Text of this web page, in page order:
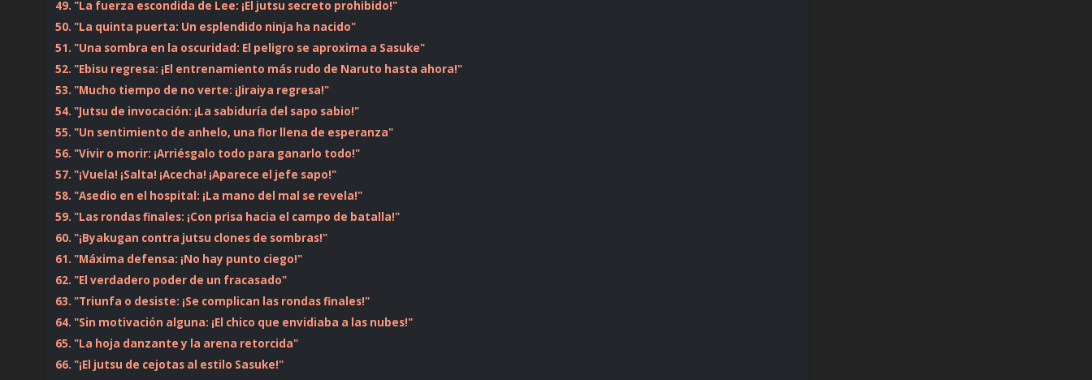
49. "La fuerza escondida de Lee: ¡El jutsu secreto prohibido!"
50. "La quinta puerta: Un esplendido ninja ha nacido"
51. "Una sombra en la oscuridad: El peligro se aproxima a Sasuke"
52. "Ebisu regresa: ¡El entrenamiento más rudo de Naruto hasta ahora!"
53. "Mucho tiempo de no verte: ¡Jiraiya regresa!"
54. "Jutsu de invocación: ¡La sabiduría del sapo sabio!"
55. "Un sentimiento de anhelo, una flor llena de esperanza"
56. "Vivir o morir: ¡Arriésgalo todo para ganarlo todo!"
57. "¡Vuela! ¡Salta! ¡Acecha! ¡Aparece el jefe sapo!"
58. "Asedio en el hospital: ¡La mano del mal se revela!"
59. "Las rondas finales: ¡Con prisa hacia el campo de batalla!"
60. "¡Byakugan contra jutsu clones de sombras!"
61. "Máxima defensa: ¡No hay punto ciego!"
62. "El verdadero poder de un fracasado"
63. "Triunfa o desiste: ¡Se complican las rondas finales!"
64. "Sin motivación alguna: ¡El chico que envidiaba a las nubes!"
65. "La hoja danzante y la arena retorcida"
66. "¡El jutsu de cejotas al estilo Sasuke!"